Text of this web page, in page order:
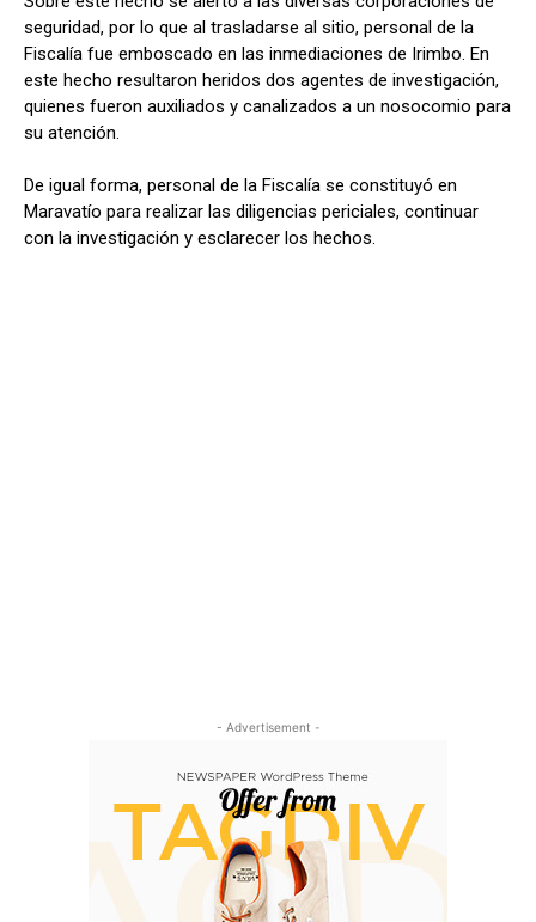
seguridad, por lo que al trasladarse al sitio, personal de la
Fiscalía fue emboscado en las inmediaciones de Irimbo. En
este hecho resultaron heridos dos agentes de investigación,
quienes fueron auxiliados y canalizados a un nosocomio para
su atención.
De igual forma, personal de la Fiscalía se constituyó en
Maravatío para realizar las diligencias periciales, continuar
con la investigación y esclarecer los hechos.
- Advertisement -